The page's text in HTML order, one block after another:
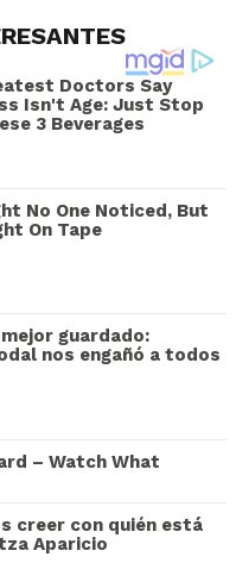
Doctors Say
Isn't Age: Just Stop
3 Beverages
No One Noticed, But
On Tape
guardado:
nos engañó a todos
– Watch What
creer con quién está
Aparicio